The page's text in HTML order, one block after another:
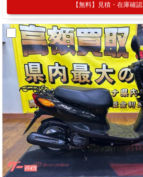
【無料】見積・在庫確認